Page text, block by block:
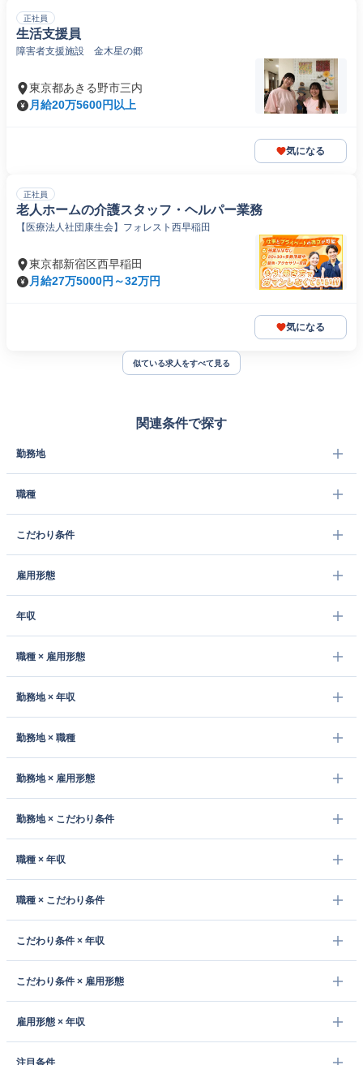
正社員
生活支援員
障害者支援施設 金木星の郷
東京都あきる野市三内
月給20万5600円以上
気になる
正社員
老人ホームの介護スタッフ・ヘルパー業務
【医療法人社団康生会】フォレスト西早稲田
東京都新宿区西早稲田
月給27万5000円～32万円
気になる
似ている求人をすべて見る
関連条件で探す
勤務地
職種
こだわり条件
雇用形態
年収
職種 × 雇用形態
勤務地 × 年収
勤務地 × 職種
勤務地 × 雇用形態
勤務地 × こだわり条件
職種 × 年収
職種 × こだわり条件
こだわり条件 × 年収
こだわり条件 × 雇用形態
雇用形態 × 年収
注目条件